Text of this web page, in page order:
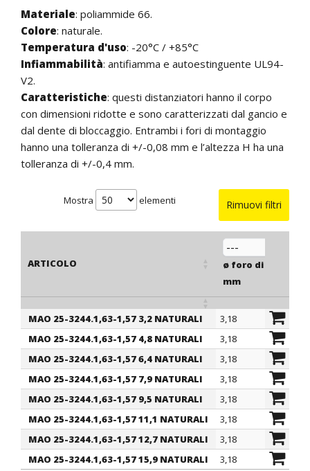
Materiale: poliammide 66.
Colore: naturale.
Temperatura d'uso: -20°C / +85°C
Infiammabilità: antifiamma e autoestinguente UL94-
V2.
Caratteristiche: questi distanziatori hanno il corpo
con dimensioni ridotte e sono caratterizzati dal gancio e
dal dente di bloccaggio. Entrambi i fori di montaggio
hanno una tolleranza di +/-0,08 mm e l’altezza H ha una
tolleranza di +/-0,4 mm.
Rimuovi filtri
Mostra elementi
ARTICOLO
ø foro di
mm
ARTICOLO
ø foro di
mm
MAO 25-3244.1,63-1,57 3,2 NATURALI
3,18
MAO 25-3244.1,63-1,57 4,8 NATURALI
3,18
MAO 25-3244.1,63-1,57 6,4 NATURALI
3,18
MAO 25-3244.1,63-1,57 7,9 NATURALI
3,18
MAO 25-3244.1,63-1,57 9,5 NATURALI
3,18
MAO 25-3244.1,63-1,57 11,1 NATURALI
3,18
MAO 25-3244.1,63-1,57 12,7 NATURALI
3,18
MAO 25-3244.1,63-1,57 15,9 NATURALI
3,18